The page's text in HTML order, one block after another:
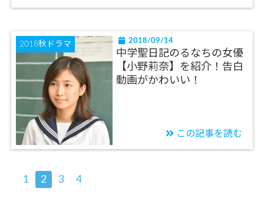
2018秋ドラマ 2018/09/14
中学聖日記のるなちの女優
【小野莉奈】を紹介！告白
動画がかわいい！
この記事を読む
1 2 3 4